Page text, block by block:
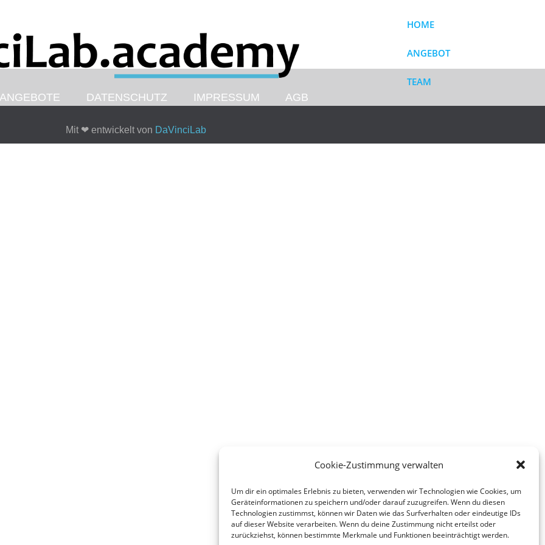
Cookie-Zustimmung verwalten
Um dir ein optimales Erlebnis zu bieten, verwenden wir Technologien wie Cookies, um
Geräteinformationen zu speichern und/oder darauf zuzugreifen. Wenn du diesen
Technologien zustimmst, können wir Daten wie das Surfverhalten oder eindeutige IDs
auf dieser Website verarbeiten. Wenn du deine Zustimmung nicht erteilst oder
zurückziehst, können bestimmte Merkmale und Funktionen beeinträchtigt werden.
HOME
ANGEBOT
TEAM
ANGEBOTE
DATENSCHUTZ IMPRESSUM AGB
Mit ❤ entwickelt von DaVinciLab